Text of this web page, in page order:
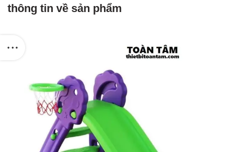
thông tin về sản phẩm